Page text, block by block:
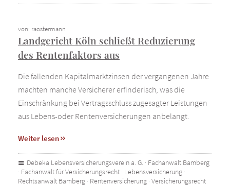
von: raostermann
Landgericht Köln schließt Reduzierung
des Rentenfaktors aus
Die fallenden Kapitalmarktzinsen der vergangenen Jahre
machten manche Versicherer erfinderisch, was die
Einschränkung bei Vertragsschluss zugesagter Leistungen
aus Lebens-oder Rentenversicherungen anbelangt.
Weiter lesen
Debeka Lebensversicherungsverein a. G. · Fachanwalt Bamberg
· Fachanwalt für Versicherungsrecht · Lebensversicherung ·
Rechtsanwalt Bamberg · Rentenversicherung · Versicherungsrecht